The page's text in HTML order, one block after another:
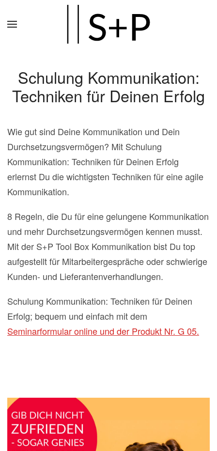
Schulung Kommunikation:
Techniken für Deinen Erfolg
Wie gut sind Deine Kommunikation und Dein
Durchsetzungsvermögen? Mit Schulung
Kommunikation: Techniken für Deinen Erfolg
erlernst Du die wichtigsten Techniken für eine agile
Kommunikation.
8 Regeln, die Du für eine gelungene Kommunikation
und mehr Durchsetzungsvermögen kennen musst.
Mit der S+P Tool Box Kommunikation bist Du top
aufgestellt für Mitarbeitergespräche oder schwierige
Kunden- und Lieferantenverhandlungen.
Schulung Kommunikation: Techniken für Deinen
Erfolg; bequem und einfach mit dem
Seminarformular online und der Produkt Nr. G 05.